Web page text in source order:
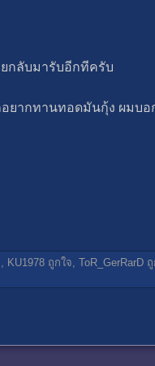
กลับมารับอีกทีครับ
ยากทานทอดมันกุ้ง ผมบอ
KU1978 ถูกใจ, ToR_GerRarD